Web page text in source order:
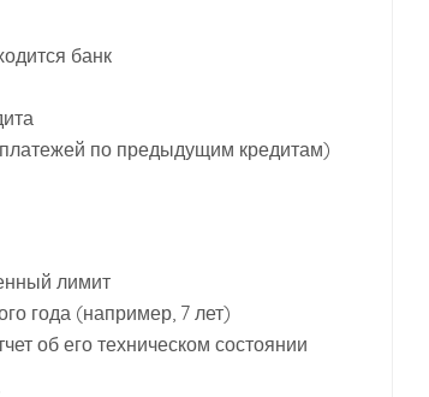
банк
по предыдущим кредитам)
лимит
года (например, 7 лет)
об его техническом состоянии